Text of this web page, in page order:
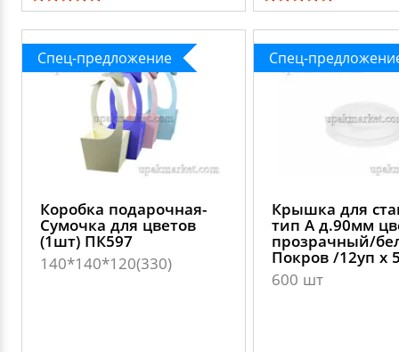
Спец-предложение
Коробка подарочная-
Сумочка для цветов
(1шт) ПК597
140*140*120(330)
Спец-
Крышка для
тип А д.90мм
прозрачный/
Покров /12уп х
600 шт